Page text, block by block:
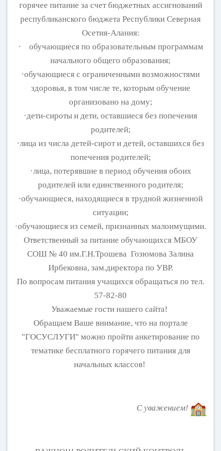
горячее питание за счет бюджетных ассигнований
республиканского бюджета Республики Северная
Осетия-Алания:
· обучающиеся по образовательным программам
начального общего образования;
·обучающиеся с ограниченными возможностями
здоровья, в том числе те, которым обучение
организовано на дому;
·дети-сироты и дети, оставшиеся без попечения
родителей;
·лица из числа детей-сирот и детей, оставшихся без
попечения родителей;
·лица, потерявшие в период обучения обоих
родителей или единственного родителя;
·обучающиеся, находящиеся в трудной жизненной
ситуации;
·обучающиеся из семей, признанных малоимущими.
Ответственный за питание обучающихся МБОУ
СОШ № 40 им.Г.Н.Трошева Гозюмова Залина
Ирбековна, зам.директора по УВР.
По вопросам питания учащихся обращаться по тел.
57-82-80
Уважаемые гости нашего сайта!
Обращаем Ваше внимание, что на портале
"ГОСУСЛУГИ" можно пройти анкетирование по
тематике бесплатного горячего питания для
начальных классов!
С уважением!